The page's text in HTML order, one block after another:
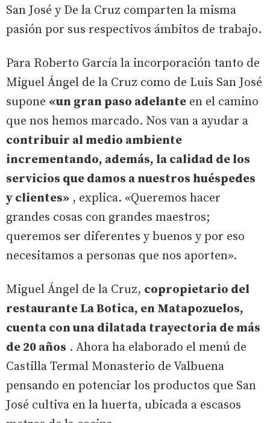
San José y De la Cruz comparten la misma
pasión por sus respectivos ámbitos de trabajo.
Para Roberto García la incorporación tanto de
Miguel Ángel de la Cruz como de Luis San José
supone «un gran paso adelante en el camino
que nos hemos marcado. Nos van a ayudar a
contribuir al medio ambiente
incrementando, además, la calidad de los
servicios que damos a nuestros huéspedes
y clientes» , explica. «Queremos hacer
grandes cosas con grandes maestros;
queremos ser diferentes y buenos y por eso
necesitamos a personas que nos aporten».
Miguel Ángel de la Cruz, copropietario del
restaurante La Botica, en Matapozuelos,
cuenta con una dilatada trayectoria de más
de 20 años . Ahora ha elaborado el menú de
Castilla Termal Monasterio de Valbuena
pensando en potenciar los productos que San
José cultiva en la huerta, ubicada a escasos